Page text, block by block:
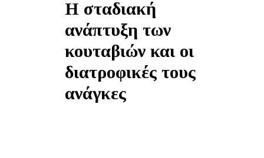
Η σταδιακή
ανάπτυξη των
κουταβιών και οι
διατροφικές τους
ανάγκες